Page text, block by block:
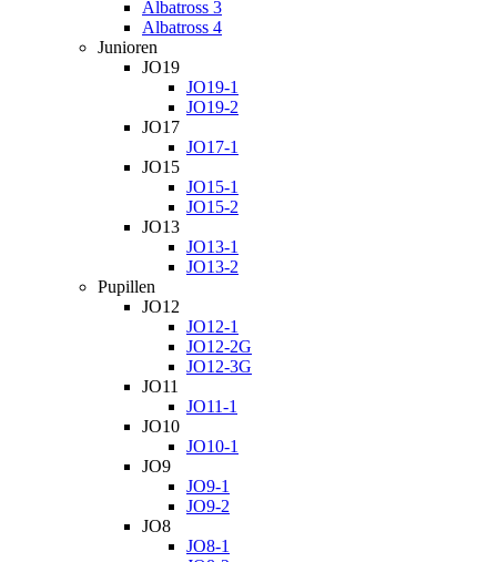
Albatross 3
Albatross 4
Junioren
JO19
JO19-1
JO19-2
JO17
JO17-1
JO15
JO15-1
JO15-2
JO13
JO13-1
JO13-2
Pupillen
JO12
JO12-1
JO12-2G
JO12-3G
JO11
JO11-1
JO10
JO10-1
JO9
JO9-1
JO9-2
JO8
JO8-1